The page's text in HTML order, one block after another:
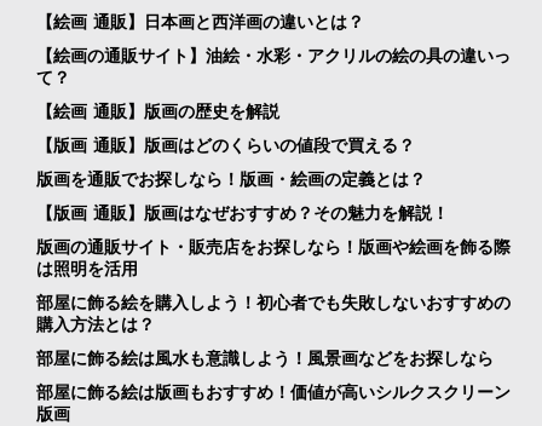
【絵画 通販】日本画と西洋画の違いとは？
【絵画の通販サイト】油絵・水彩・アクリルの絵の具の違いっ
て？
【絵画 通販】版画の歴史を解説
【版画 通販】版画はどのくらいの値段で買える？
版画を通販でお探しなら！版画・絵画の定義とは？
【版画 通販】版画はなぜおすすめ？その魅力を解説！
版画の通販サイト・販売店をお探しなら！版画や絵画を飾る際
は照明を活用
部屋に飾る絵を購入しよう！初心者でも失敗しないおすすめの
購入方法とは？
部屋に飾る絵は風水も意識しよう！風景画などをお探しなら
部屋に飾る絵は版画もおすすめ！価値が高いシルクスクリーン
版画